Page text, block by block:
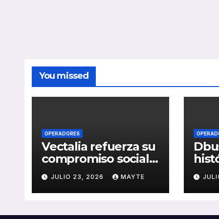
You missed
OPERADORES
Vectalia refuerza su
compromiso social y
medioambiental
con la publicación
de su Memoria de
JULIO 23, 2026 MAYTE
del